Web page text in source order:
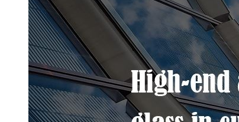
זכוכית חממה
זכוכית למקלחת
זכוכית פאדל קורט
זכוכית סקווש קורט